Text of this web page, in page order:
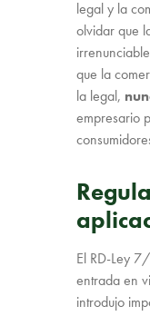
legal y la
olvidar que
que la
la legal,
empresario
El RD-Ley
entrada en
introdujo